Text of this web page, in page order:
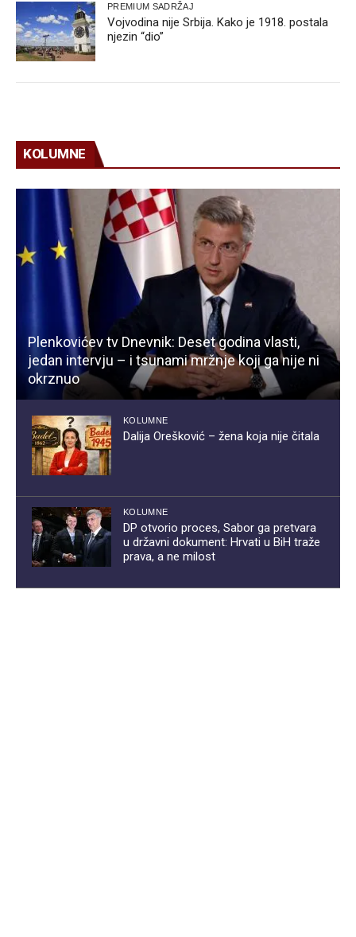
PREMIUM SADRŽAJ
Vojvodina nije Srbija. Kako je 1918. postala
njezin “dio”
KOLUMNE
Plenkovićev tv Dnevnik: Deset godina vlasti,
jedan intervju – i tsunami mržnje koji ga nije ni
okrznuo
KOLUMNE
Dalija Orešković – žena koja nije čitala
KOLUMNE
DP otvorio proces, Sabor ga pretvara
u državni dokument: Hrvati u BiH traže
prava, a ne milost